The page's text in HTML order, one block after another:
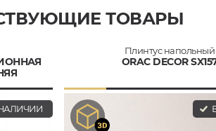
ТОВАРЫ
Плинтус напольный
ORAC DECOR